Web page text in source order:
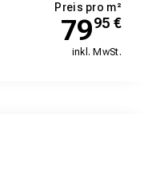
Preis pro m²
7995 €
inkl. MwSt.